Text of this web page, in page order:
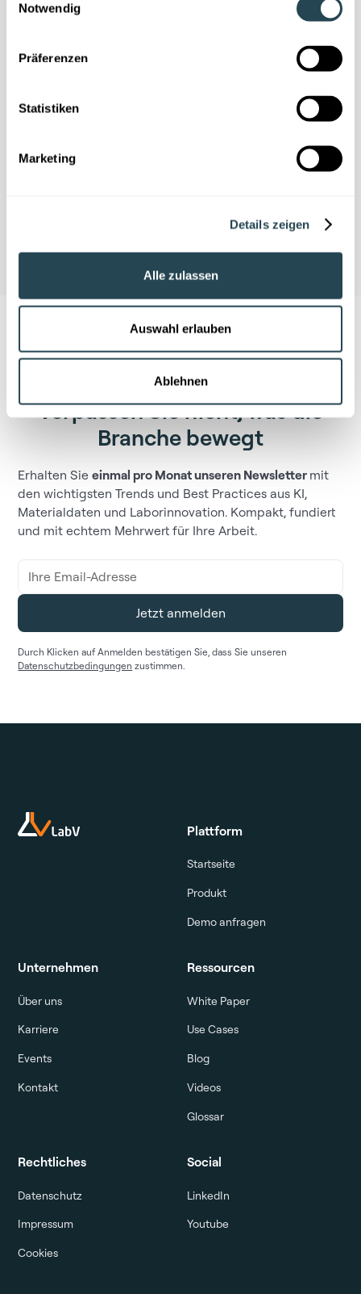
Notwendig
Präferenzen
Statistiken
Marketing
Details zeigen
Alle zulassen
Auswahl erlauben
Ablehnen
Dieser Inhalt wird von YouTube bereit
Verpassen Sie nicht, was die
Branche bewegt
Erhalten Sieeinmal pro Monat unseren Newsletter mit
den wichtigsten Trends und Best Practices aus KI,
Materialdaten und Laborinnovation. Kompakt, fundiert
und mit echtem Mehrwert für Ihre Arbeit.
Durch Klicken auf Anmelden bestätigen Sie, dass Sie unseren
Datenschutzbedingungen zustimmen.
Plattform
Startseite
Produkt
Demo anfragen
Unternehmen
Über uns
Karriere
Events
Kontakt
Ressourcen
White Paper
Use Cases
Blog
Videos
Glossar
Rechtliches
Datenschutz
Impressum
Cookies
Social
LinkedIn
Youtube